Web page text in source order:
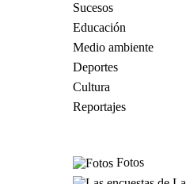
Sucesos
Educación
Medio ambiente
Deportes
Cultura
Reportajes
Fotos